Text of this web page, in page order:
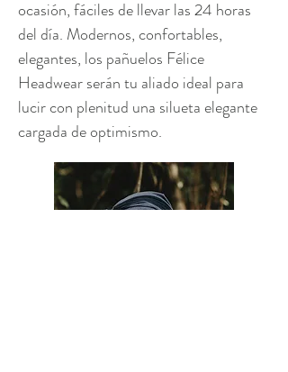
ocasión, fáciles de llevar las 24 horas
del día. Modernos, confortables,
elegantes, los pañuelos Félice
Headwear serán tu aliado ideal para
lucir con plenitud una silueta elegante
cargada de optimismo.